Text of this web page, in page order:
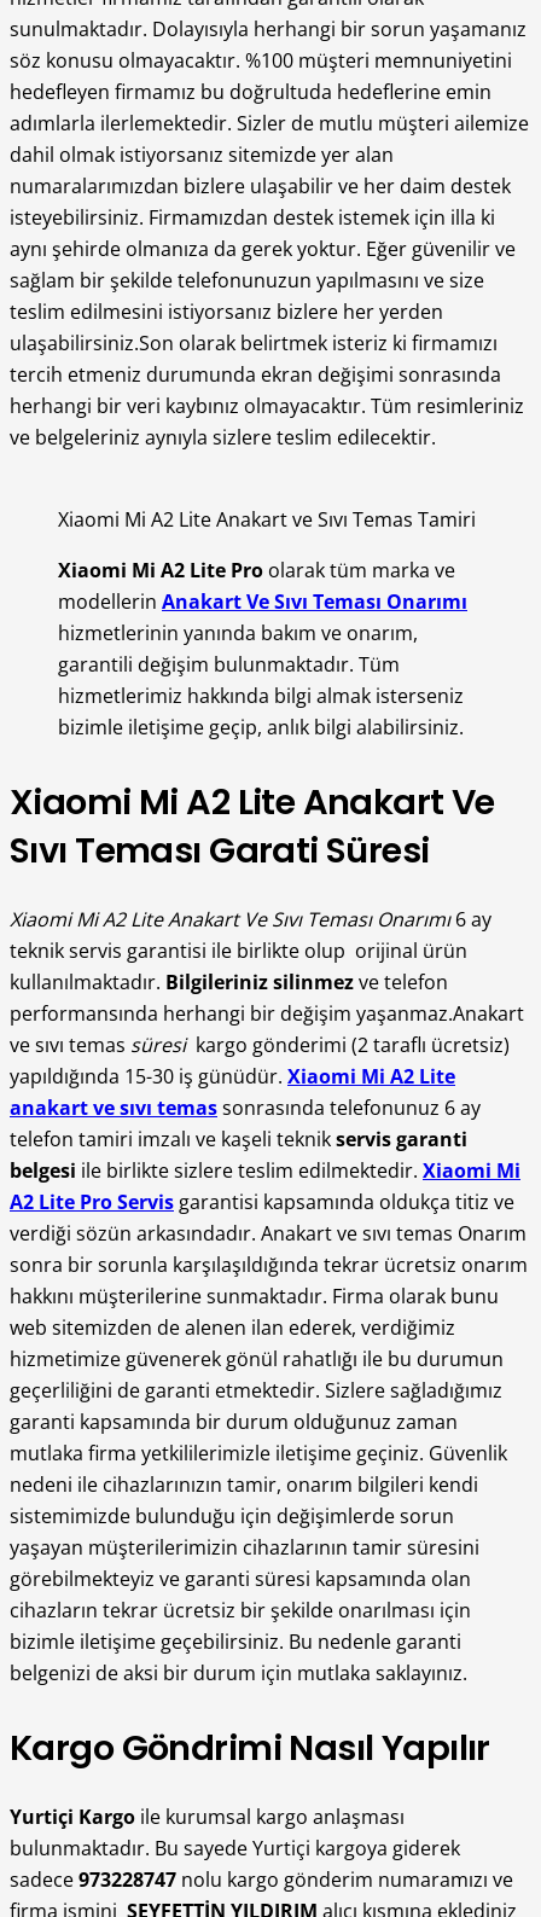
sunulmaktadır. Dolayısıyla herhangi bir sorun yaşamanız
söz konusu olmayacaktır. %100 müşteri memnuniyetini
hedefleyen firmamız bu doğrultuda hedeflerine emin
adımlarla ilerlemektedir. Sizler de mutlu müşteri ailemize
dahil olmak istiyorsanız sitemizde yer alan
numaralarımızdan bizlere ulaşabilir ve her daim destek
isteyebilirsiniz. Firmamızdan destek istemek için illa ki
aynı şehirde olmanıza da gerek yoktur. Eğer güvenilir ve
sağlam bir şekilde telefonunuzun yapılmasını ve size
teslim edilmesini istiyorsanız bizlere her yerden
ulaşabilirsiniz.Son olarak belirtmek isteriz ki firmamızı
tercih etmeniz durumunda ekran değişimi sonrasında
herhangi bir veri kaybınız olmayacaktır. Tüm resimleriniz
ve belgeleriniz aynıyla sizlere teslim edilecektir.
Xiaomi Mi A2 Lite Anakart ve Sıvı Temas Tamiri
Xiaomi Mi A2 Lite Pro olarak tüm marka ve
modellerin Anakart Ve Sıvı Teması Onarımı
hizmetlerinin yanında bakım ve onarım,
garantili değişim bulunmaktadır. Tüm
hizmetlerimiz hakkında bilgi almak isterseniz
bizimle iletişime geçip, anlık bilgi alabilirsiniz.
Xiaomi Mi A2 Lite Anakart Ve
Sıvı Teması Garati Süresi
Xiaomi Mi A2 Lite Anakart Ve Sıvı Teması Onarımı6 ay
teknik servis garantisi ile birlikte olup orijinal ürün
kullanılmaktadır. Bilgileriniz silinmezve telefon
performansında herhangi bir değişim yaşanmaz.Anakart
ve sıvı temas süresikargo gönderimi (2 taraflı ücretsiz)
yapıldığında 15-30 iş günüdür. Xiaomi Mi A2 Lite
anakart ve sıvı temassonrasında telefonunuz 6 ay
telefon tamiri imzalı ve kaşeli teknikservis garanti
belgesi ile birlikte sizlere teslim edilmektedir. Xiaomi Mi
A2 Lite Pro Servis garantisi kapsamında oldukça titiz ve
verdiği sözün arkasındadır. Anakart ve sıvı temas Onarım
sonra bir sorunla karşılaşıldığında tekrar ücretsiz onarım
hakkını müşterilerine sunmaktadır. Firma olarak bunu
web sitemizden de alenen ilan ederek, verdiğimiz
hizmetimize güvenerek gönül rahatlığı ile bu durumun
geçerliliğini de garanti etmektedir. Sizlere sağladığımız
garanti kapsamında bir durum olduğunuz zaman
mutlaka firma yetkililerimizle iletişime geçiniz. Güvenlik
nedeni ile cihazlarınızın tamir, onarım bilgileri kendi
sistemimizde bulunduğu için değişimlerde sorun
yaşayan müşterilerimizin cihazlarının tamir süresini
görebilmekteyiz ve garanti süresi kapsamında olan
cihazların tekrar ücretsiz bir şekilde onarılması için
bizimle iletişime geçebilirsiniz. Bu nedenle garanti
belgenizi de aksi bir durum için mutlaka saklayınız.
Kargo Göndrimi Nasıl Yapılır
Yurtiçi Kargo ile kurumsal kargo anlaşması
bulunmaktadır. Bu sayede Yurtiçi kargoya giderek
sadece973228747 nolu kargo gönderim numaramızı ve
firma ismini SEYFETTİN YILDIRIM alıcı kısmına eklediniz